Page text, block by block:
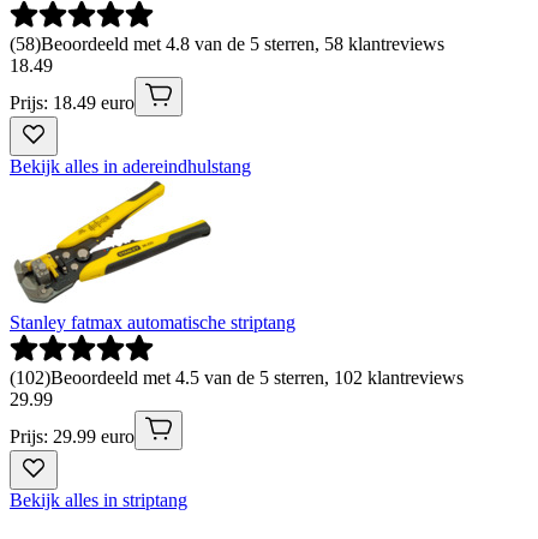
(58)Beoordeeld met 4.8 van de 5 sterren, 58 klantreviews
18.49
Prijs: 18.49 euro
Bekijk alles in adereindhulstang
Stanley fatmax automatische striptang
(102)Beoordeeld met 4.5 van de 5 sterren, 102 klantreviews
29.99
Prijs: 29.99 euro
Bekijk alles in striptang